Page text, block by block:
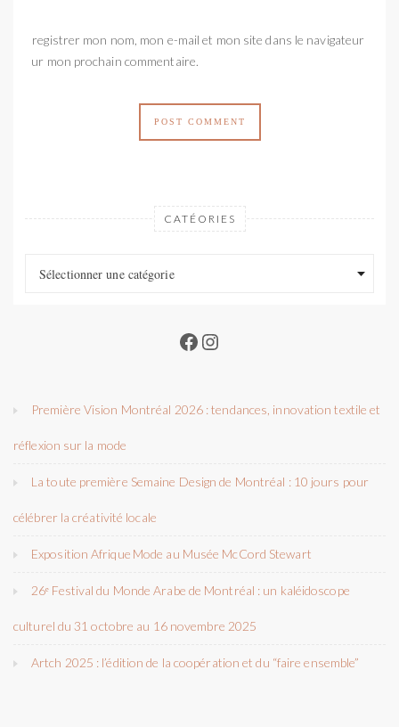
Enregistrer mon nom, mon e-mail et mon site dans le navigateur
pour mon prochain commentaire.
CATÉORIES
Sélectionner une catégorie
Facebook
Instagram
Première Vision Montréal 2026 : tendances, innovation textile et
réflexion sur la mode
La toute première Semaine Design de Montréal : 10 jours pour
célébrer la créativité locale
Exposition Afrique Mode au Musée McCord Stewart
26ᵉ Festival du Monde Arabe de Montréal : un kaléidoscope
culturel du 31 octobre au 16 novembre 2025
Artch 2025 : l’édition de la coopération et du “faire ensemble”